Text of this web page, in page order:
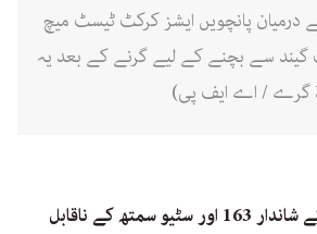
کے درمیان پانچویں ایشز کرکٹ ٹیسٹ میچ
سے بچنے کے لیے گرنے کے بعد یہ
گرے / اے ایف پی)
رن مشین ٹریوس ہیڈ کے شاندار 163 اور سٹیو سمتھ کے ناقابل